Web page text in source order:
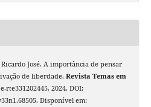
Ricardo José. A importância de pensar
de liberdade. Revista Temas em
rte331202445, 2024. DOI:
Disponível em: